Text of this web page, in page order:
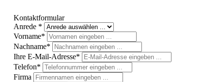
Kontaktformular
Anrede *
Vorname*
Nachname*
Ihre E-Mail-Adresse*
Telefon*
Firma